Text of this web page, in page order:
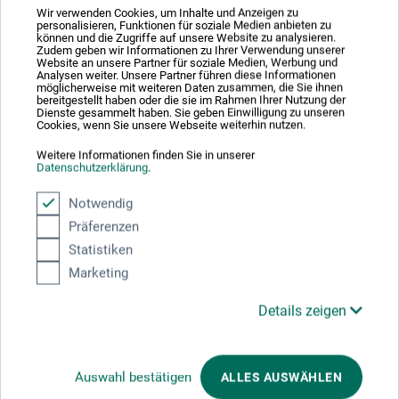
Wir verwenden Cookies, um Inhalte und Anzeigen zu
personalisieren, Funktionen für soziale Medien anbieten zu
können und die Zugriffe auf unsere Website zu analysieren.
Zudem geben wir Informationen zu Ihrer Verwendung unserer
Website an unsere Partner für soziale Medien, Werbung und
Analysen weiter. Unsere Partner führen diese Informationen
möglicherweise mit weiteren Daten zusammen, die Sie ihnen
bereitgestellt haben oder die sie im Rahmen Ihrer Nutzung der
Dienste gesammelt haben. Sie geben Einwilligung zu unseren
Cookies, wenn Sie unsere Webseite weiterhin nutzen.
Weitere Informationen finden Sie in unserer
Datenschutzerklärung.
Notwendig
Präferenzen
Statistiken
Marketing
Details zeigen
Auswahl bestätigen ALLES AUSWÄHLEN
58456 Witten
DEUTSCHLAND
pm@boesner.com
Kunden kauften auch